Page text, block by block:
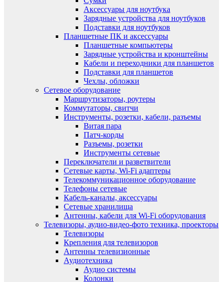
Аксессуары для ноутбука
Зарядные устройства для ноутбуков
Подставки для ноутбуков
Планшетные ПК и аксессуары
Планшетные компьютеры
Зарядные устройства и кронштейны
Кабели и переходники для планшетов
Подставки для планшетов
Чехлы, обложки
Сетевое оборудование
Маршрутизаторы, роутеры
Коммутаторы, свитчи
Инструменты, розетки, кабели, разъемы
Витая пара
Патч-корды
Разъемы, розетки
Инструменты сетевые
Переключатели и разветвители
Сетевые карты, Wi-Fi адаптеры
Телекоммуникационное оборудование
Телефоны сетевые
Кабель-каналы, аксессуары
Сетевые хранилища
Антенны, кабели для Wi-Fi оборудования
Телевизоры, аудио-видео-фото техника, проекторы
Телевизоры
Крепления для телевизоров
Антенны телевизионные
Аудиотехника
Аудио системы
Колонки